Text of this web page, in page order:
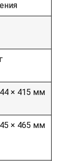
× 415 мм
× 465 мм